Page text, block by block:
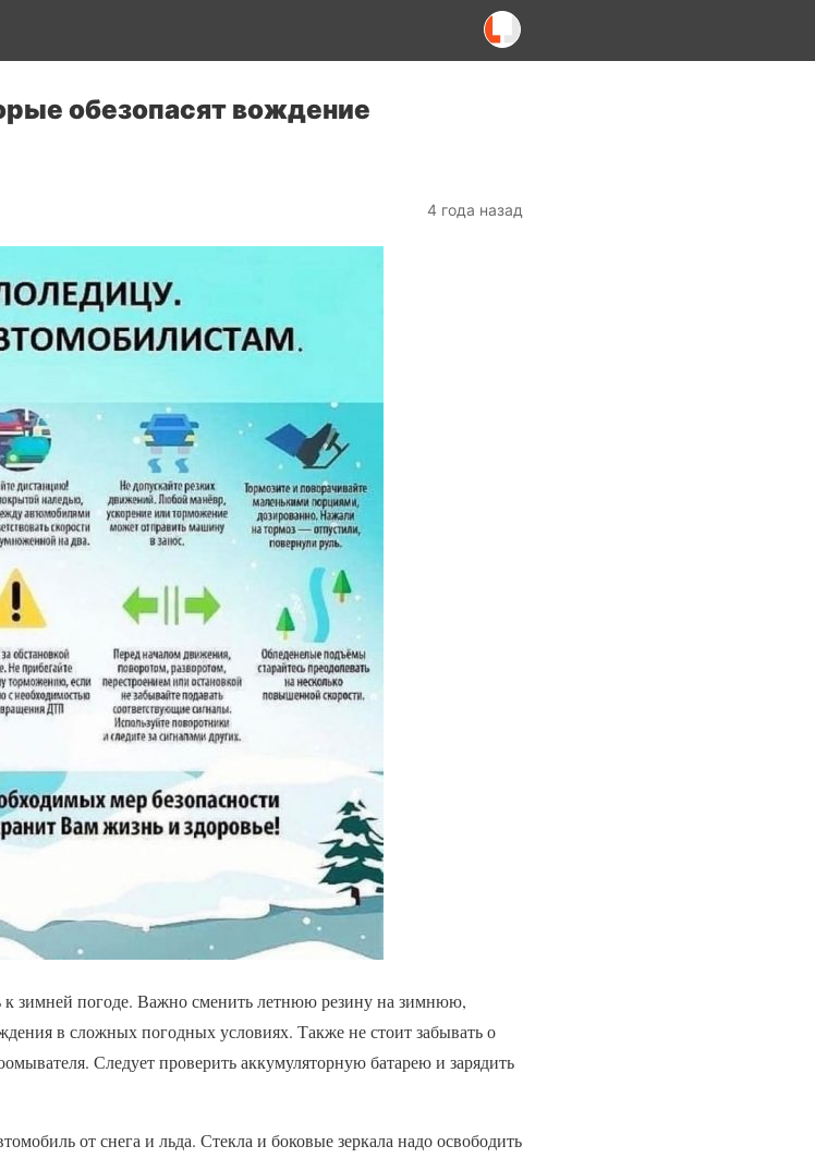
обезопасят вождение
4 года назад
к зимней погоде. Важно сменить летнюю резину на зимнюю,
в сложных погодных условиях. Также не стоит забывать о
Следует проверить аккумуляторную батарею и зарядить
от снега и льда. Стекла и боковые зеркала надо освободить